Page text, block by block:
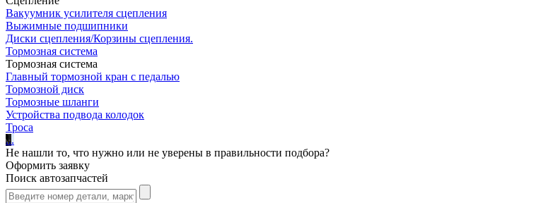
Вакуумник усилителя сцепления
Выжимные подшипники
Диски сцепления/Корзины сцепления.
Тормозная система
Тормозная система
Главный тормозной кран с педалью
Тормозной диск
Тормозные шланги
Устройства подвода колодок
Троса
...
Не нашли то, что нужно или не уверены в правильности подбора?
Оформить заявку
Поиск автозапчастей